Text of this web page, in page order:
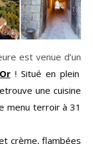
est venue d’un
! Situé en plein
une cuisine
menu terroir à 31
crème, flambées